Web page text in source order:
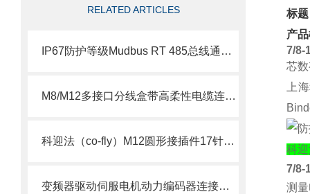
RELATED ARTICLES
IP67防护等级Mudbus RT 485总线通信模块分线盒
M8/M12多接口分线盒带高柔性电缆连接器
科迎法（co-fly）M12圆形接插件17针17孔新品
变频器驱动伺服电机动力编码器连接线束
标
产
7/8-
芯
上
科
7/8-
测